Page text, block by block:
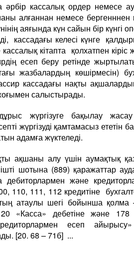
әрбір кассалық ордер немесе
алғаннан немесе бергенннен
аяғында күн сайын бір күнгі
кассадағы келесі күнге
кітапта қолхатпен
есеп беру ретінде
жазбалардың көшірмесін)
кассадағы нақты
салыстырады.
жүргізуге бақылау
жүргізуді қамтамасыз ететін
адамға жүктеледі.
ақшаны алу үшін аумақтық
шотына (889) қаражаттар
және
110, 111, 112 кредитіне
атаулы шегі бойынша қолма
«Касса» дебетіне және
есеп айырысу»
[20. 68 – 71б] ...